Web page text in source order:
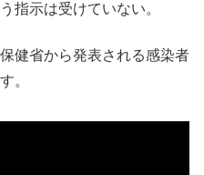
指示は受けていない。
健省から発表される感染者
。